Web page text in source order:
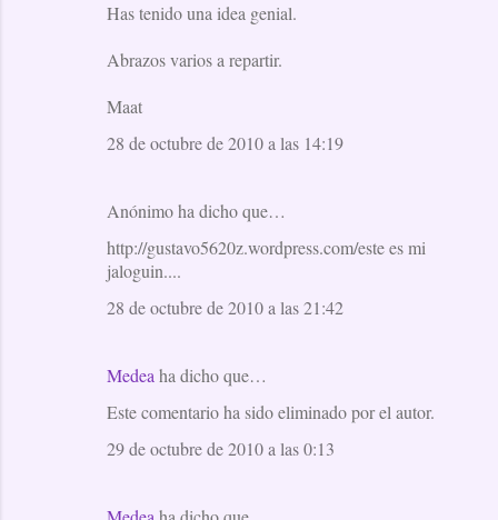
Has tenido una idea genial.
Abrazos varios a repartir.
Maat
28 de octubre de 2010 a las 14:19
Anónimo ha dicho que…
http://gustavo5620z.wordpress.com/este es mi
jaloguin....
28 de octubre de 2010 a las 21:42
Medea ha dicho que…
Este comentario ha sido eliminado por el autor.
29 de octubre de 2010 a las 0:13